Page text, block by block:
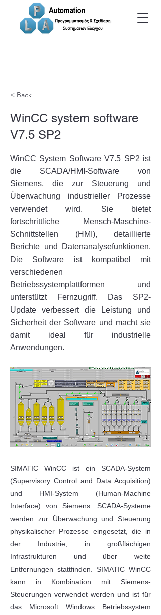
< Back
WinCC system software
V7.5 SP2
WinCC System Software V7.5 SP2 ist
die SCADA/HMI-Software von
Siemens, die zur Steuerung und
Überwachung industrieller Prozesse
verwendet wird. Sie bietet
fortschrittliche Mensch-Maschine-
Schnittstellen (HMI), detaillierte
Berichte und Datenanalysefunktionen.
Die Software ist kompatibel mit
verschiedenen
Betriebssystemplattformen und
unterstützt Fernzugriff. Das SP2-
Update verbessert die Leistung und
Sicherheit der Software und macht sie
damit ideal für industrielle
Anwendungen.
SIMATIC WinCC ist ein SCADA-System
(Supervisory Control and Data Acquisition)
und HMI-System (Human-Machine
Interface) von Siemens. SCADA-Systeme
werden zur Überwachung und Steuerung
physikalischer Prozesse eingesetzt, die in
der Industrie, in großflächigen
Infrastrukturen und über weite
Entfernungen stattfinden. SIMATIC WinCC
kann in Kombination mit Siemens-
Steuerungen verwendet werden und ist für
das Microsoft Windows Betriebssystem